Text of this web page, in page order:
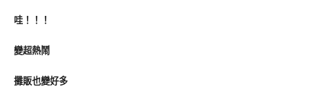
哇！！！
變超熱鬧
攤販也變好多